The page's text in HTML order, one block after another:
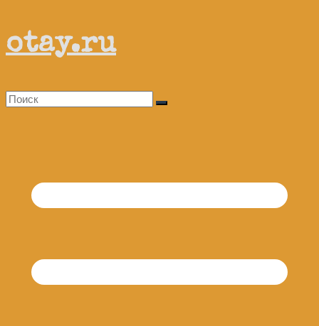
Перейти
к
otay.ru